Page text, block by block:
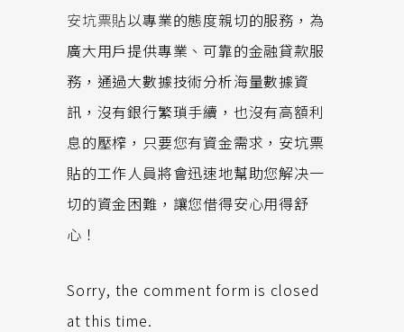
安坑票貼以專業的態度親切的服務，為
廣大用戶提供專業、可靠的金融貸款服
務，通過大數據技術分析海量數據資
訊，沒有銀行繁瑣手續，也沒有高額利
息的壓榨，只要您有資金需求，安坑票
貼的工作人員將會迅速地幫助您解决一
切的資金困難，讓您借得安心用得舒
心！
Sorry, the comment form is closed
at this time.